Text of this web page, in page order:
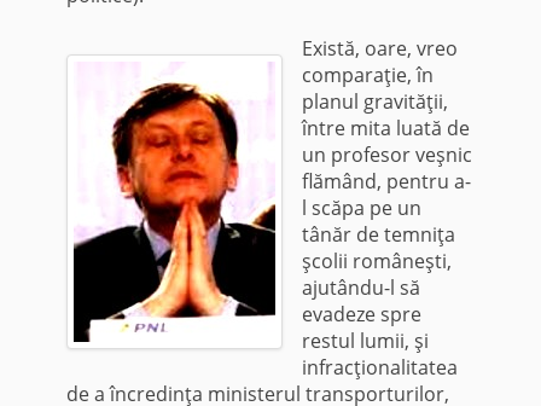
Există, oare, vreo
comparaţie, în
planul gravităţii,
între mita luată de
un profesor veşnic
flămând, pentru a-
l scăpa pe un
tânăr de temniţa
şcolii româneşti,
ajutându-l să
evadeze spre
restul lumii, şi
infracţionalitatea
de a încredinţa ministerul transporturilor,